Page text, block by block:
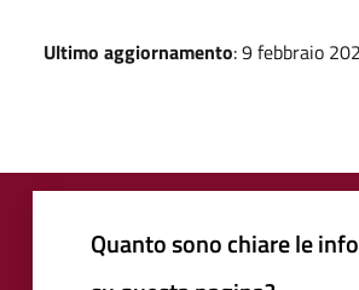
Ultimo aggiornamento: 9 febbraio
Quanto sono chiare le